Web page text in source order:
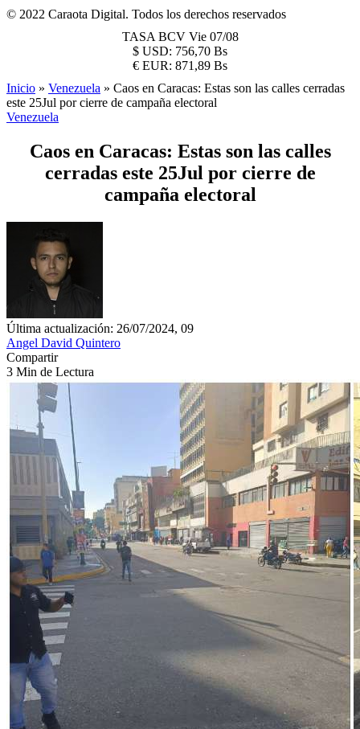
© 2022 Caraota Digital. Todos los derechos reservados
TASA BCV Vie 07/08
$ USD: 756,70 Bs
€ EUR: 871,89 Bs
Inicio » Venezuela » Caos en Caracas: Estas son las calles cerradas
este 25Jul por cierre de campaña electoral
Venezuela
Caos en Caracas: Estas son las calles
cerradas este 25Jul por cierre de
campaña electoral
Última actualización: 26/07/2024, 09
Angel David Quintero
Compartir
3 Min de Lectura